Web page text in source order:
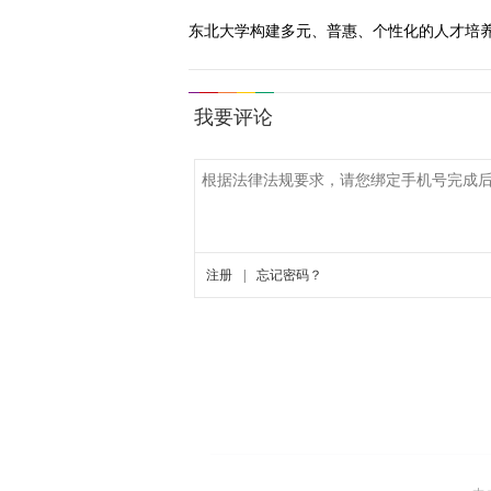
东北大学构建多元、普惠、个性化的人才培